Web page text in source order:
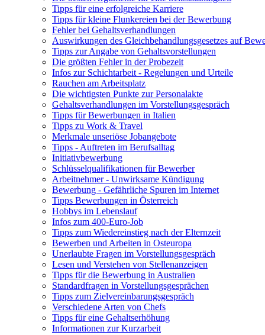
Tipps für eine erfolgreiche Karriere
Tipps für kleine Flunkereien bei der Bewerbung
Fehler bei Gehaltsverhandlungen
Auswirkungen des Gleichbehandlungsgesetzes auf
Tipps zur Angabe von Gehaltsvorstellungen
Die größten Fehler in der Probezeit
Infos zur Schichtarbeit - Regelungen und Urteile
Rauchen am Arbeitsplatz
Die wichtigsten Punkte zur Personalakte
Gehaltsverhandlungen im Vorstellungsgespräch
Tipps für Bewerbungen in Italien
Tipps zu Work & Travel
Merkmale unseriöse Jobangebote
Tipps - Auftreten im Berufsalltag
Initiativbewerbung
Schlüsselqualifikationen für Bewerber
Arbeitnehmer - Unwirksame Kündigung
Bewerbung - Gefährliche Spuren im Internet
Tipps Bewerbungen in Österreich
Hobbys im Lebenslauf
Infos zum 400-Euro-Job
Tipps zum Wiedereinstieg nach der Elternzeit
Bewerben und Arbeiten in Osteuropa
Unerlaubte Fragen im Vorstellungsgespräch
Lesen und Verstehen von Stellenanzeigen
Tipps für die Bewerbung in Australien
Standardfragen in Vorstellungsgesprächen
Tipps zum Zielvereinbarungsgespräch
Verschiedene Arten von Chefs
Tipps für eine Gehaltserhöhung
Informationen zur Kurzarbeit